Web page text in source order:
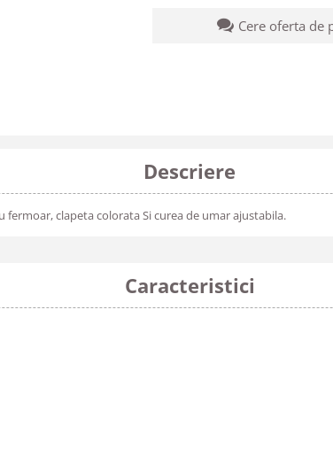
Cere oferta de
Descriere
clapeta colorata Si curea de umar ajustabila.
Caracteristici